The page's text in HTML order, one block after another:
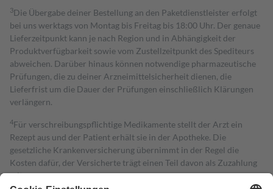
3Die Übergabe deiner Bestellung an den Paketdienstleister erfolgt
bei uns werktags von Montag bis Freitag bis 18:00 Uhr. Der genaue
Lieferzeitpunkt kann je nach Region und in Abhängigkeit der
Produktverfügbarkeit sowie vom Zustellzeitpunkt des Spediteurs
abweichen. Darüber hinaus können notwendige pharmazeutische
Prüfungen, die zu deiner Arzneimittelsicherheit dienen, die
Lieferfrist um die Dauer der Prüfungen einschließlich Klärungen
verlängern.
4Für verschreibungspflichtige Medikamente stellt der Arzt ein
Rezept aus und der Patient erhält sie in der Apotheke. Die
gesetzliche Krankenversicherung übernimmt in der Regel die
Kosten dafür, der Versicherte trägt einen Teil davon als Zuzahlung
mit.